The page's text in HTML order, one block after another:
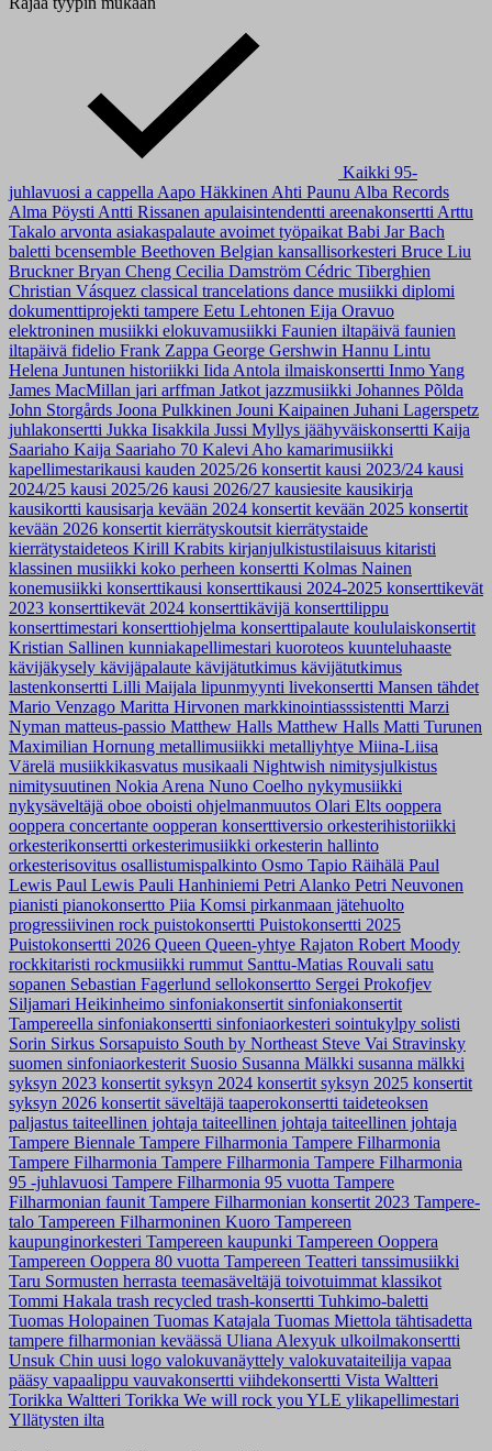
Kaikki 95-
juhlavuosi a cappella Aapo Häkkinen Ahti Paunu Alba Records
Alma Pöysti Antti Rissanen apulaisintendentti areenakonsertti Arttu
Takalo arvonta asiakaspalaute avoimet työpaikat Babi JarBach
baletti bcensemble Beethoven Belgian kansallisorkesteri Bruce Liu
BrucknerBryan Cheng Cecilia Damström Cédric Tiberghien
Christian Vásquez classical trancelations dance musiikki diplomi
dokumenttiprojekti tampere Eetu Lehtonen Eija Oravuo
elektroninen musiikki elokuvamusiikki Faunien iltapäivä faunien
iltapäivä fidelio Frank Zappa George Gershwin Hannu Lintu
Helena Juntunen historiikki Iida Antola ilmaiskonsertti Inmo Yang
James MacMillan jari arffman Jatkot jazzmusiikki Johannes Põlda
John Storgårds Joona Pulkkinen Jouni Kaipainen Juhani Lagerspetz
juhlakonsertti Jukka Iisakkila Jussi Myllys jäähyväiskonsertti Kaija
Saariaho Kaija Saariaho 70 Kalevi Aho kamarimusiikki
kapellimestarikausi kauden 2025/26 konsertit kausi 2023/24 kausi
2024/25 kausi 2025/26 kausi 2026/27 kausiesite kausikirja
kausikortti kausisarja kevään 2024 konsertit kevään 2025 konsertit
kevään 2026 konsertit kierrätyskoutsit kierrätystaide
kierrätystaideteos Kirill Krabits kirjanjulkistustilaisuus kitaristi
klassinen musiikki koko perheen konsertti Kolmas Nainen
konemusiikki konserttikausi konserttikausi 2024-2025 konserttikevät
2023 konserttikevät 2024 konserttikävijä konserttilippu
konserttimestari konserttiohjelma konserttipalaute koululaiskonsertit
Kristian Sallinen kunniakapellimestari kuoroteos kuunteluhaaste
kävijäkysely kävijäpalaute kävijätutkimus kävijätutkimus
lastenkonsertti Lilli Maijala lipunmyynti livekonsertti Mansen tähdet
Mario Venzago Maritta Hirvonen markkinointiasssistentti Marzi
Nyman matteus-passio Matthew Halls Matthew Halls Matti Turunen
Maximilian Hornung metallimusiikki metalliyhtye Miina-Liisa
Värelä musiikkikasvatus musikaali Nightwish nimitysjulkistus
nimitysuutinen Nokia Arena Nuno Coelho nykymusiikki
nykysäveltäjä oboe oboisti ohjelmanmuutos Olari Elts ooppera
ooppera concertante oopperan konserttiversio orkesterihistoriikki
orkesterikonsertti orkesterimusiikki orkesterin hallinto
orkesterisovitus osallistumispalkinto Osmo Tapio Räihälä Paul
Lewis Paul Lewis Pauli Hanhiniemi Petri Alanko Petri Neuvonen
pianisti pianokonsertto Piia Komsi pirkanmaan jätehuolto
progressiivinen rock puistokonsertti Puistokonsertti 2025
Puistokonsertti 2026 Queen Queen-yhtye Rajaton Robert Moody
rockkitaristi rockmusiikki rummut Santtu-Matias Rouvali satu
sopanen Sebastian Fagerlund sellokonsertto Sergei Prokofjev
Siljamari Heikinheimo sinfoniakonsertit sinfoniakonsertit
Tampereella sinfoniakonsertti sinfoniaorkesteri sointukylpy solisti
Sorin Sirkus Sorsapuisto South by Northeast Steve Vai Stravinsky
suomen sinfoniaorkesterit Suosio Susanna Mälkki susanna mälkki
syksyn 2023 konsertit syksyn 2024 konsertit syksyn 2025 konsertit
syksyn 2026 konsertit säveltäjä taaperokonsertti taideteoksen
paljastus taiteellinen johtaja taiteellinen johtaja taiteellinen johtaja
Tampere Biennale Tampere Filharmonia Tampere Filharmonia
Tampere Filharmonia Tampere Filharmonia Tampere Filharmonia
95 -juhlavuosi Tampere Filharmonia 95 vuotta Tampere
Filharmonian faunit Tampere Filharmonian konsertit 2023 Tampere-
talo Tampereen Filharmoninen Kuoro Tampereen
kaupunginorkesteri Tampereen kaupunki Tampereen Ooppera
Tampereen Ooppera 80 vuotta Tampereen Teatteri tanssimusiikki
Taru Sormusten herrasta teemasäveltäjä toivotuimmat klassikot
Tommi Hakala trash recycled trash-konsertti Tuhkimo-baletti
Tuomas Holopainen Tuomas Katajala Tuomas Miettola tähtisadetta
tampere filharmonian keväässä Uliana Alexyuk ulkoilmakonsertti
Unsuk Chin uusi logo valokuvanäyttely valokuvataiteilija vapaa
pääsy vapaalippu vauvakonsertti viihdekonsertti Vista Waltteri
Torikka Waltteri Torikka We will rock you YLE ylikapellimestari
Yllätysten ilta